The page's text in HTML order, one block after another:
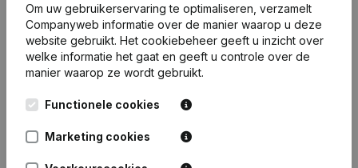
Datum Publicatie
26-08-2024 Ontslagnemingen - Benoemingen
Om uw gebruikerservaring te optimaliseren, verzamelt
Companyweb informatie over de manier waarop u deze
website gebruikt. Het cookiebeheer geeft u inzicht over
welke informatie het gaat en geeft u controle over de
manier waarop ze wordt gebruikt.
Functionele cookies
Marketing cookies